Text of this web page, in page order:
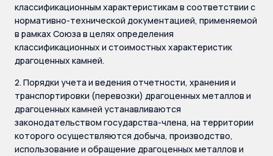
классификационным характеристикам в соответствии с
нормативно-технической документацией, применяемой
в рамках Союза в целях определения
классификационных и стоимостных характеристик
драгоценных камней.
2. Порядки учета и ведения отчетности, хранения и
транспортировки (перевозки) драгоценных металлов и
драгоценных камней устанавливаются
законодательством государства-члена, на территории
которого осуществляются добыча, производство,
использование и обращение драгоценных металлов и